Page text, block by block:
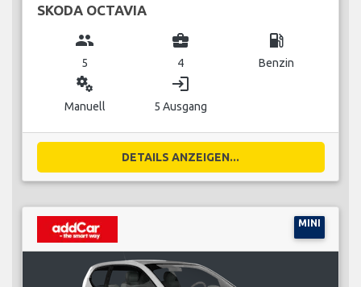
SKODA OCTAVIA
group
5
business_center
4
local_gas_station
Benzin
miscellaneous_services
Manuell
login
5 Ausgang
DETAILS ANZEIGEN...
MINI